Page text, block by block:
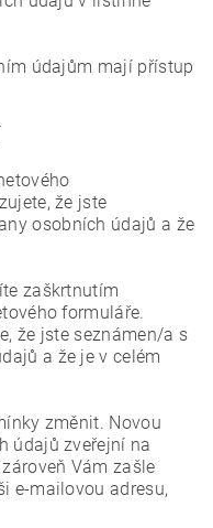
údajům mají přístup
že jste
osobních údajů a že
zaškrtnutím
formuláře.
že jste seznámen/a s
a že je v celém
změnit. Novou
údajů zveřejní na
Vám zašle
e-mailovou adresu,